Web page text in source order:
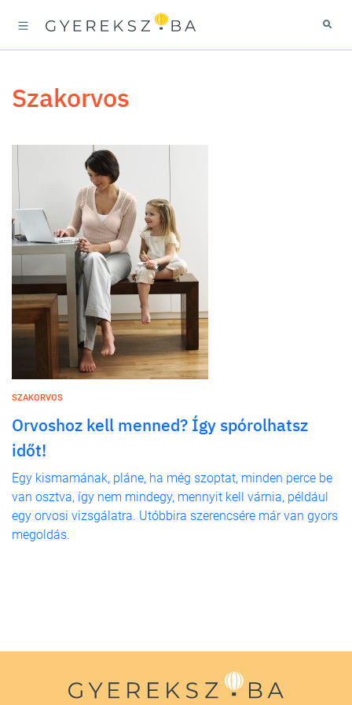
szakorvos
SZAKORVOS
Orvoshoz kell menned? Így spórolhatsz
időt!
Egy kismamának, pláne, ha még szoptat, minden perce be
van osztva, így nem mindegy, mennyit kell várnia, például
egy orvosi vizsgálatra. Utóbbira szerencsére már van gyors
megoldás.